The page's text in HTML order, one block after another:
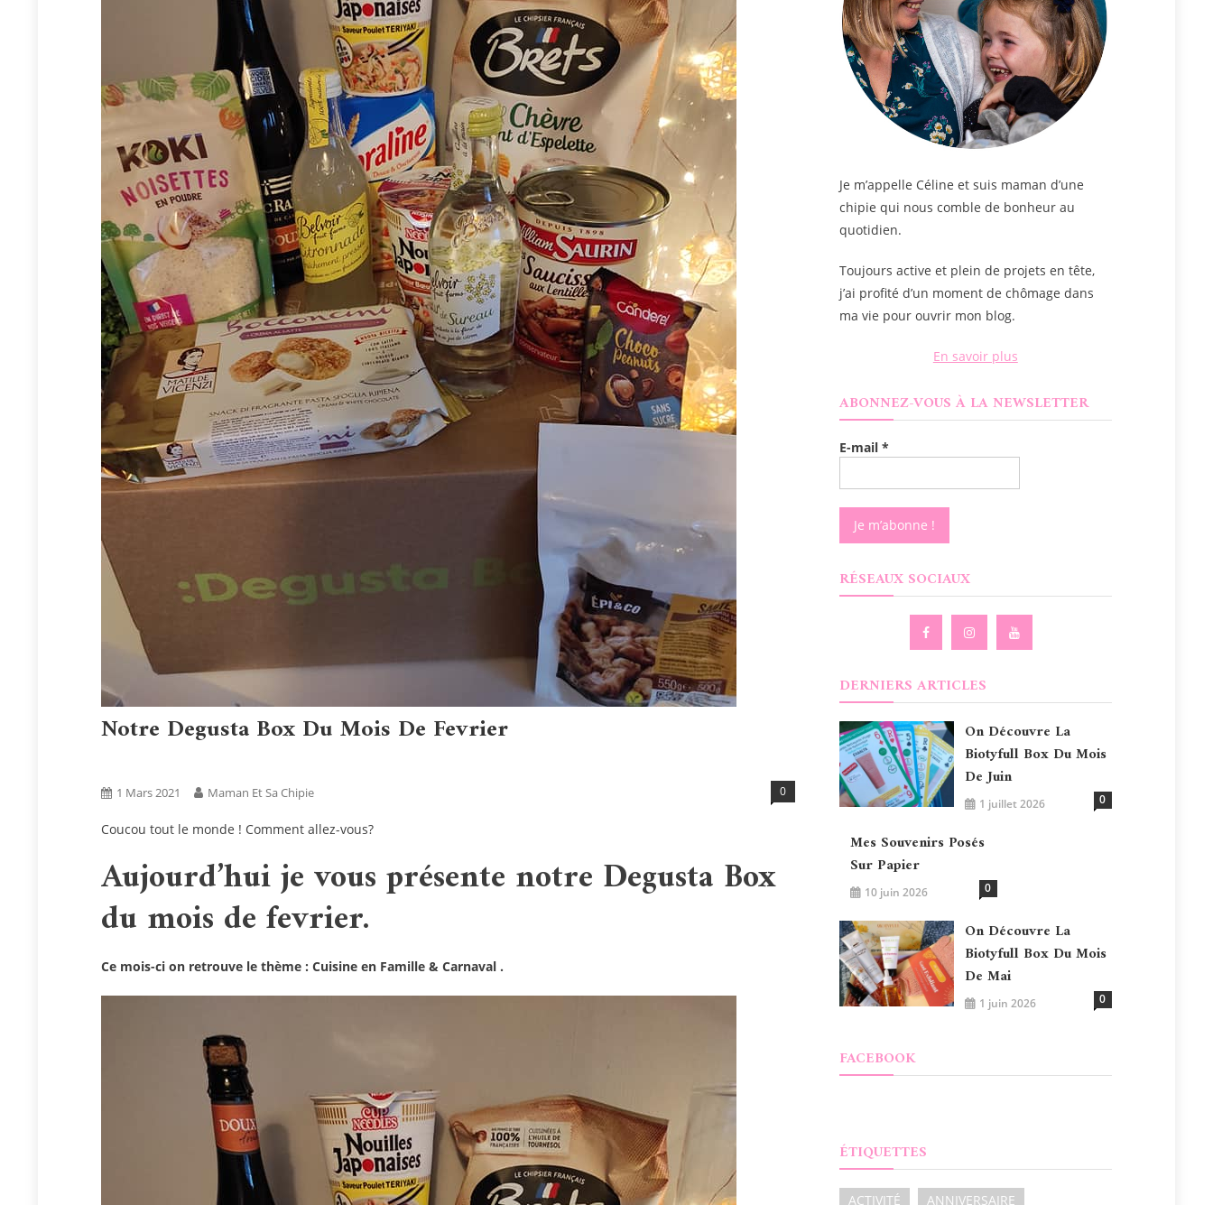
Notre Degusta Box Du Mois De Fevrier
1 Mars 2021 Maman Et Sa Chipie 0
Coucou tout le monde ! Comment allez-vous?
Aujourd’hui je vous présente notre Degusta Box
du mois de fevrier.
Ce mois-ci on retrouve le thème : Cuisine en Famille & Carnaval .
Je m’appelle Céline et suis maman d’une
chipie qui nous comble de bonheur au
quotidien.
Toujours active et plein de projets en tête,
j’ai profité d’un moment de chômage dans
ma vie pour ouvrir mon blog.
En savoir plus
ABONNEZ-VOUS À LA NEWSLETTER
E-mail *
RÉSEAUX SOCIAUX
DERNIERS ARTICLES
On Découvre La
Biotyfull Box Du Mois
De Juin
1 juillet 2026 0
Mes Souvenirs Posés
Sur Papier
10 juin 2026 0
On Découvre La
Biotyfull Box Du Mois
De Mai
1 juin 2026 0
FACEBOOK
ÉTIQUETTES
ACTIVITÉ
ANNIVERSAIRE